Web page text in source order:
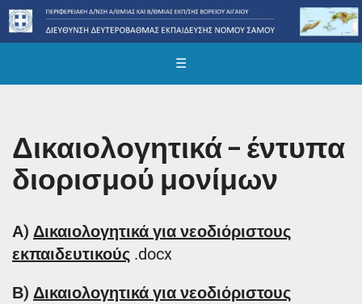
☰
Δικαιολογητικά – έντυπα
διορισμού μονίμων
Α) Δικαιολογητικά για νεοδιόριστους
εκπαιδευτικούς .docx
Β) Δικαιολογητικά για νεοδιόριστους